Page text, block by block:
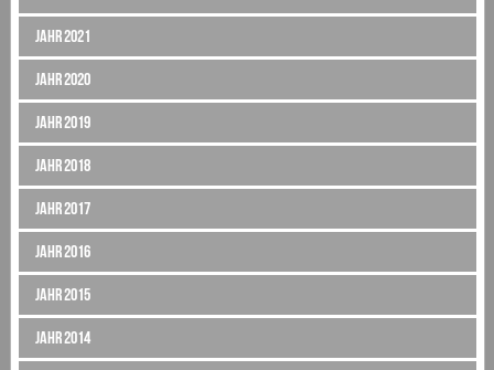
Jahr 2021
Jahr 2020
Jahr 2019
Jahr 2018
Jahr 2017
Jahr 2016
Jahr 2015
Jahr 2014